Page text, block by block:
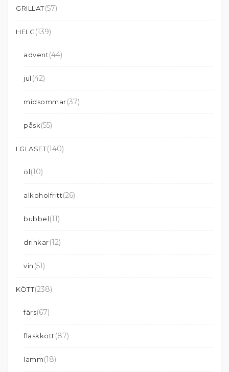
GRILLAT(57)
HELG(139)
advent(44)
jul (42)
midsommar(37)
påsk(55)
I GLASET(140)
öl(10)
alkoholfritt(26)
bubbel(11)
drinkar(12)
vin (51)
KÖTT(238)
färs(67)
fläskkött (87)
lamm(18)